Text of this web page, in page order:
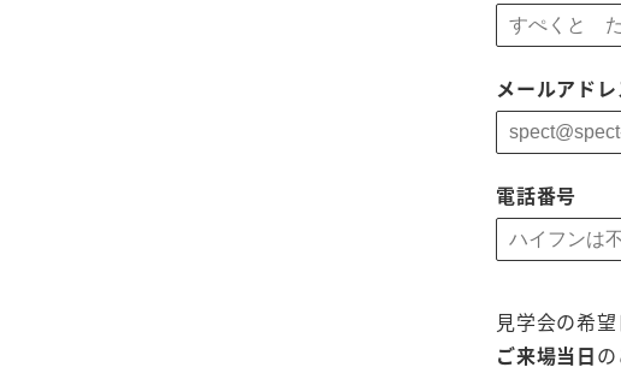
メールアドレ
電話番号
見学会の希
ご来場当日